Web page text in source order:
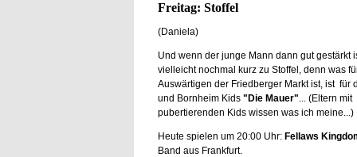
Freitag: Stoffel
(Daniela)
Und wenn der junge Mann dann gut gestärkt
vielleicht nochmal kurz zu Stoffel, denn was
Auswärtigen der Friedberger Markt ist, ist für
und Bornheim Kids"Die Mauer"... (Eltern mit
pubertierenden Kids wissen was ich meine...)
Heute spielen um 20:00 Uhr:Fellaws
Band aus Frankfurt.